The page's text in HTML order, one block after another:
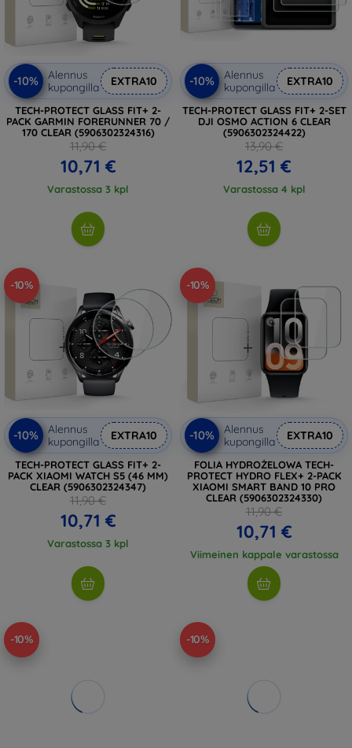
-10%
Alennus
kupongilla
EXTRA10
TECH-PROTECT GLASS FIT+ 2-
PACK GARMIN FORERUNNER 70 /
170 CLEAR (5906302324316)
11,90 €
10,71 €
Varastossa 3 kpl
-10%
Alennus
kupongilla
EXTRA10
TECH-PROTECT GLASS FIT+ 2-SET
DJI OSMO ACTION 6 CLEAR
(5906302324422)
13,90 €
12,51 €
Varastossa 4 kpl
-10%
-10%
Alennus
kupongilla
EXTRA10
TECH-PROTECT GLASS FIT+ 2-
PACK XIAOMI WATCH S5 (46 MM)
CLEAR (5906302324347)
11,90 €
10,71 €
Varastossa 3 kpl
-10%
-10%
Alennus
kupongilla
EXTRA10
FOLIA HYDROŻELOWA TECH-
PROTECT HYDRO FLEX+ 2-PACK
XIAOMI SMART BAND 10 PRO
CLEAR (5906302324330)
11,90 €
10,71 €
Viimeinen kappale varastossa
-10% -10%